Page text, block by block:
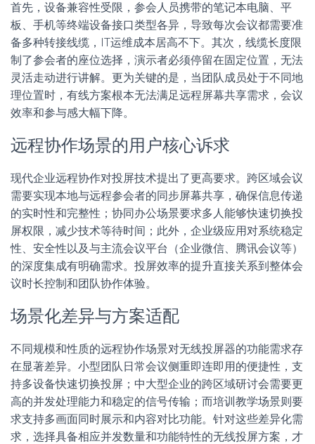
首先，设备兼容性受限，参会人员携带的笔记本电脑、平
板、手机等终端设备接口类型各异，导致每次会议都需要准
备多种转接线缆，IT运维成本居高不下。其次，线缆长度限
制了参会者的座位选择，演示者必须停留在固定位置，无法
灵活走动进行讲解。更为关键的是，当团队成员处于不同地
理位置时，有线方案根本无法满足远程屏幕共享需求，会议
效率和参与感大幅下降。
远程协作场景的用户核心诉求
现代企业远程协作对投屏技术提出了更高要求。跨区域会议
需要实现本地与远程参会者的同步屏幕共享，确保信息传递
的实时性和完整性；协同办公场景要求多人能够快速切换投
屏权限，减少技术等待时间；此外，企业级应用对系统稳定
性、安全性以及与主流会议平台（企业微信、腾讯会议等）
的深度集成有明确需求。投屏效率的提升直接关系到整体会
议时长控制和团队协作体验。
场景化差异与方案适配
不同规模和性质的远程协作场景对无线投屏器的功能需求存
在显著差异。小型团队日常会议侧重即连即用的便捷性，支
持多设备快速切换投屏；中大型企业的跨区域研讨会需要更
高的并发处理能力和稳定的信号传输；而培训教学场景则要
求支持多画面同时展示和内容对比功能。针对这些差异化需
求，选择具备相应并发数量和功能特性的无线投屏方案，才